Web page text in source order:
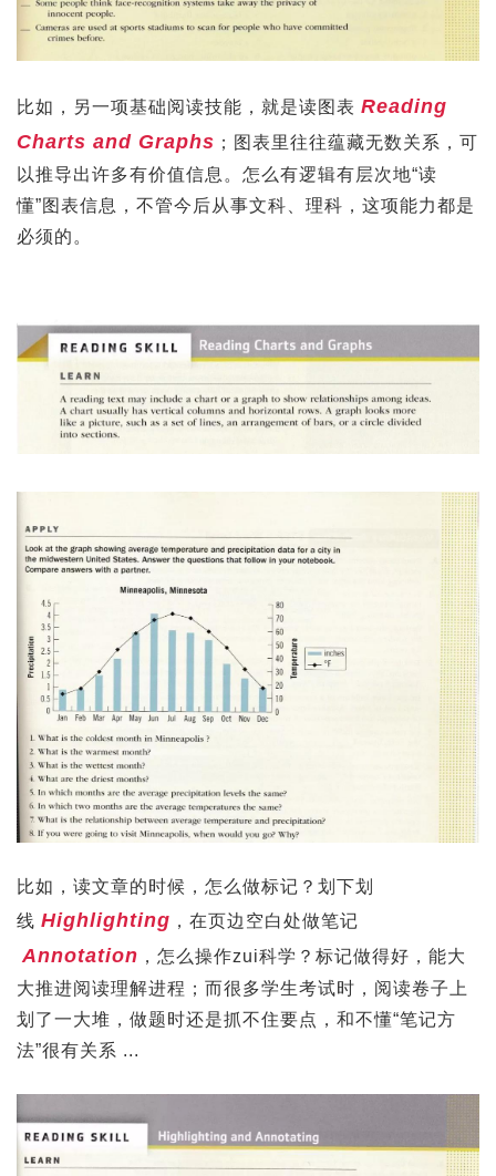
比如，另一项基础阅读技能，就是读图表 Reading
Charts and Graphs ；图表里往往蕴藏无数关系，可
以推导出许多有价值信息。怎么有逻辑有层次地“读
懂”图表信息，不管今后从事文科、理科，这项能力都是
必须的。
比如，读文章的时候，怎么做标记？划下划
线 Highlighting ，在页边空白处做笔记
Annotation ，怎么操作zui科学？标记做得好，能大
大推进阅读理解进程；而很多学生考试时，阅读卷子上
划了一大堆，做题时还是抓不住要点，和不懂“笔记方
法”很有关系 ...